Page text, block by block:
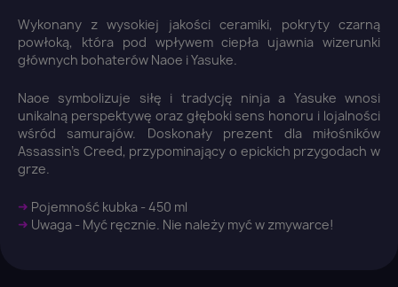
Wykonany z wysokiej jakości ceramiki, pokryty czarną
powłoką, która pod wpływem ciepła ujawnia wizerunki
głównych bohaterów Naoe i Yasuke.
Naoe symbolizuje siłę i tradycję ninja a Yasuke wnosi
unikalną perspektywę oraz głęboki sens honoru i lojalności
wśród samurajów. Doskonały prezent dla miłośników
Assassin's Creed, przypominający o epickich przygodach w
grze.
➜ Pojemność kubka - 450 ml
➜ Uwaga - Myć ręcznie. Nie należy myć w zmywarce!
Zaloguj się
You need to be logged in to save products in your
wish list.
Anuluj Zaloguj się